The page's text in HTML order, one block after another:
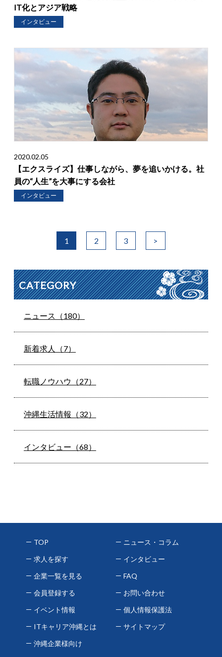
IT化とアジア戦略
インタビュー
2020.02.05
【エクスライズ】仕事しながら、夢を追いかける。社
員の“人生”を大事にする会社
インタビュー
1 2 3 >
CATEGORY
ニュース（180）
新着求人（7）
転職ノウハウ（27）
沖縄生活情報（32）
インタビュー（68）
TOP
求人を探す
企業一覧を見る
会員登録する
イベント情報
ITキャリア沖縄とは
沖縄企業様向け
ニュース・コラム
インタビュー
FAQ
お問い合わせ
個人情報保護法
サイトマップ